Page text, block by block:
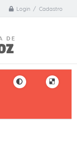
Login / Cadastro